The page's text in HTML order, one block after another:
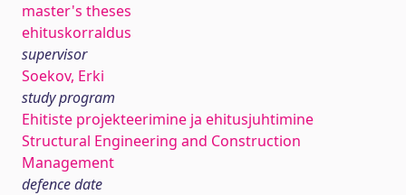
master's theses
ehituskorraldus
supervisor
Soekov, Erki
study program
Ehitiste projekteerimine ja ehitusjuhtimine
Structural Engineering and Construction
Management
defence date